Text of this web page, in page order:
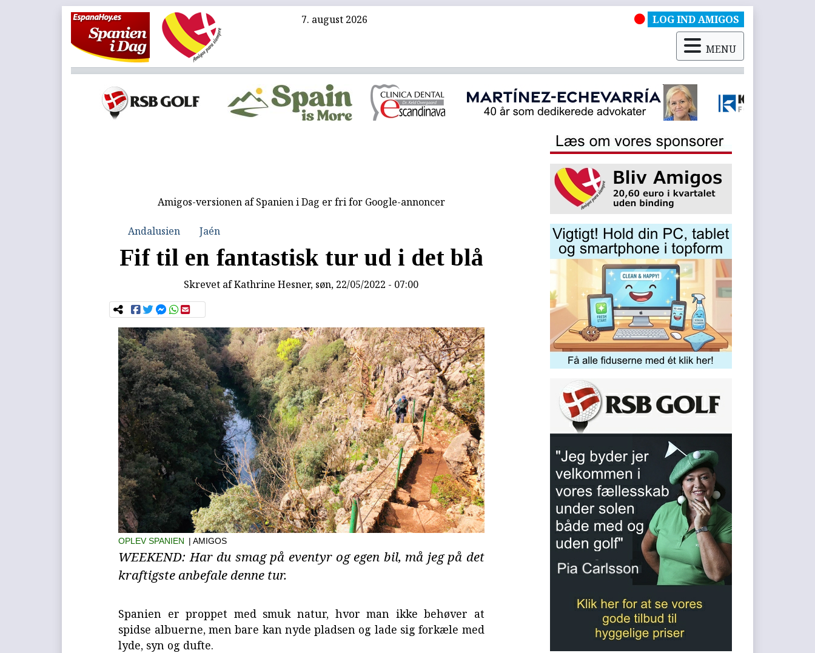
7. august 2026 LOG IND AMIGOS
MENU
Amigos-versionen af Spanien i Dag er fri for Google-annoncer
Andalusien Jaén
Fif til en fantastisk tur ud i det blå
Skrevet afKathrine Hesner, søn, 22/05/2022 - 07:00
OPLEV SPANIEN | AMIGOS
WEEKEND: Har du smag på eventyr og egen bil, må jeg på det
kraftigste anbefale denne tur.
Spanien er proppet med smuk natur, hvor man ikke behøver at
spidse albuerne, men bare kan nyde pladsen og lade sig forkæle med
lyde, syn og dufte.